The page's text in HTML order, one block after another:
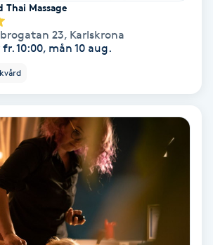
Thai Massage
23, Karlskrona
10:00, mån 10 aug.